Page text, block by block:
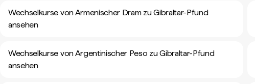
Wechselkurse von Armenischer Dram zu Gibraltar-Pfund
ansehen
Wechselkurse von Argentinischer Peso zu Gibraltar-Pfund
ansehen